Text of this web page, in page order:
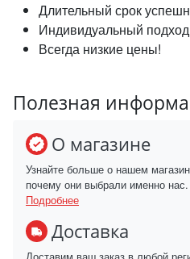
Длительный срок
Индивидуальный
Всегда низкие цены!
Полезная
О магазине
Узнайте больше о нашем
почему они выбрали именно
Подробнее
Доставка